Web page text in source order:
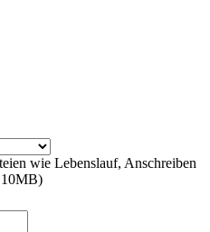
wie Lebenslauf, Anschreiben
10MB)